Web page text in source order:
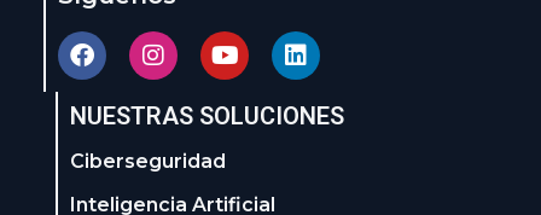
NUESTRAS SOLUCIONES
Ciberseguridad
Inteligencia Artificial